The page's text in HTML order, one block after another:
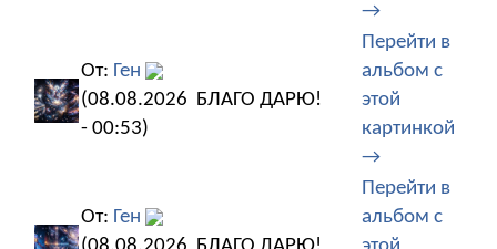
→
От: Ген
(08.08.2026
- 00:53)
БЛАГО ДАРЮ!
Перейти в
альбом с
этой
картинкой
→
От: Ген
Перейти в
альбом с